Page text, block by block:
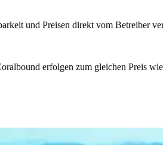
und Preisen direkt vom Betreiber
erfolgen zum gleichen Preis